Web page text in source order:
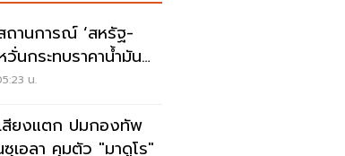
ถานการณ์ ‘สหรัฐ-
วั่นกระทบราคาน้ำมัน
น.
สียงแตก ปมกองทัพ
ซุเอลา คุมตัว "มาดูโร"